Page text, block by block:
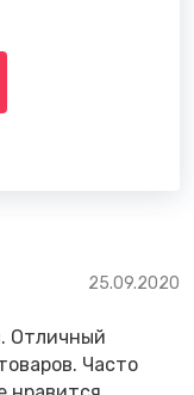
25.09.2020
Отличный
Часто